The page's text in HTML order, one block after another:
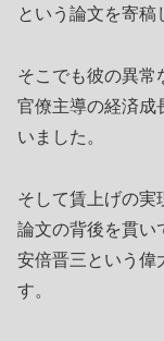
という論文を寄稿
そこでも彼の異常
官僚主導の経済成
いました。
そして賃上げの実
論文の背後を貫い
安倍晋三という偉
す。